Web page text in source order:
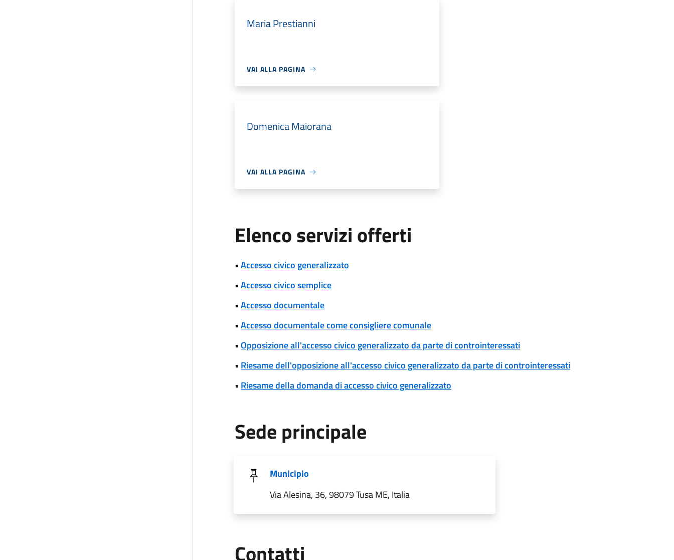
Maria Prestianni
VAI ALLA PAGINA
Domenica Maiorana
VAI ALLA PAGINA
Elenco servizi offerti
•Accesso civico generalizzato
•Accesso civico semplice
•Accesso documentale
•Accesso documentale come consigliere comunale
•Opposizione all'accesso civico generalizzato da parte di controinteressati
• Riesame dell'opposizione all'accesso civico generalizzato da parte di controinteressati
• Riesame della domanda di accesso civico generalizzato
Sede principale
Municipio
Via Alesina, 36, 98079 Tusa ME, Italia
Contatti